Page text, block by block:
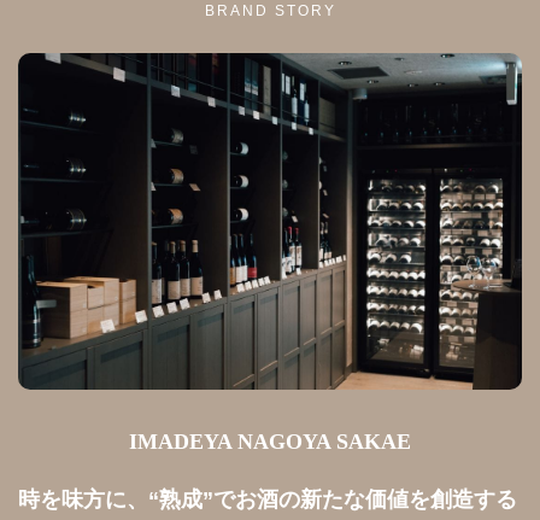
BRAND STORY
IMADEYA NAGOYA SAKAE
時を味方に、“熟成”でお酒の新たな価値を創造する